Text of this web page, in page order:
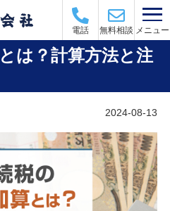
電話 無料相談 メニュー
は？計算方法と注
2024-08-13